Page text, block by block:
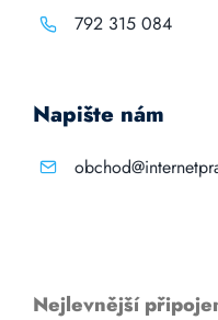
792 315 084
Napište nám
Nejlevnější